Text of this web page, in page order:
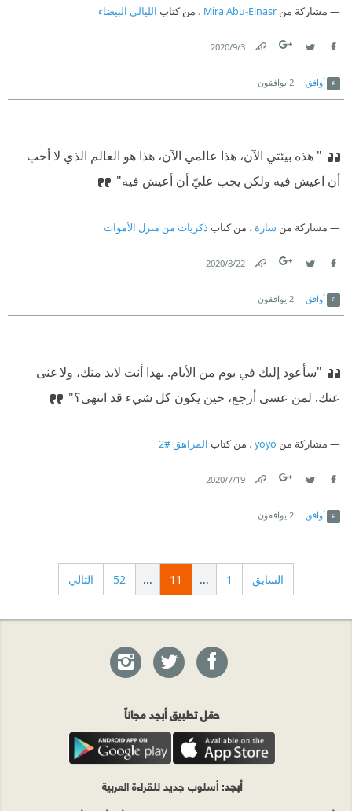
مشاركة من Mira Abu-Elnasr ، من كتاب الليالي البيضاء
3‏/9‏/2020
أوافق 2 يوافقون
" هذه بيئتي الآن، هذا عالمي الآن، هذا هو العالم الذي لا أحب
أن اعيش فيه ولكن يجب عليّ أن أعيش فيه"
مشاركة من سارة ، من كتاب ذكريات من منزل الأموات
22‏/8‏/2020
أوافق 2 يوافقون
"سأعود إليك في يوم من الأيام. بهذا أنت لابد منك، ولا غنى
عنك. لمن عسى أرجع، حين يكون كل شيء قد انتهى؟"
مشاركة من yoyo ، من كتاب المراهق #2
19‏/7‏/2020
أوافق 2 يوافقون
السابق 1
...
11
...
52 التالي
حمّل تطبيق أبجد مجاناً
أبجد: أسلوب جديد للقراءة العربية